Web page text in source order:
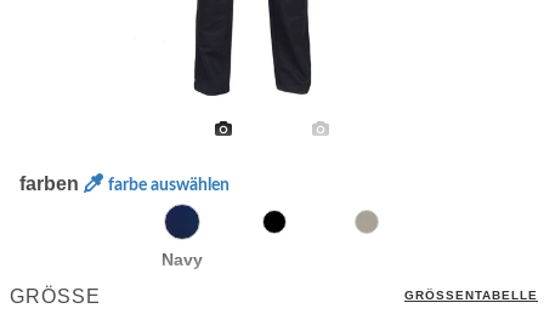
farben farbe auswählen
Navy
GRÖSSE GRÖSSENTABELLE